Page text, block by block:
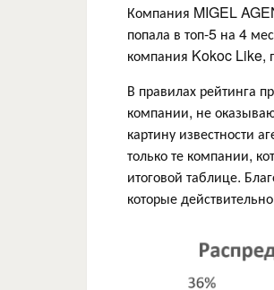
Компания MIGEL
попала в топ-5 на 4
компания Kokoc Like,
В правилах рейтинга
компании, не
картину известности
только те компании,
итоговой таблице.
которые